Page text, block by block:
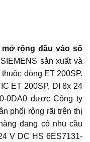
mở rộng đầu vào số
sản xuất và
dòng ET 200SP.
ET 200SP, DI 8x 24
0DA0 được Công ty
phối rộng rãi trên thị
đang có nhu cầu
V DC HS 6ES7131-